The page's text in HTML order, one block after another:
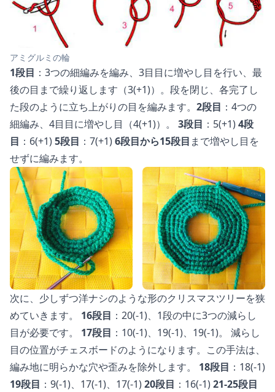
アミグルミの輪
1段目 ：3つの細編みを編み、3目目に増やし目を行い、最
後の目まで繰り返します（3(+1)）。段を閉じ、各完了し
た段のように立ち上がりの目を編みます。 2段目 ：4つの
細編み、4目目に増やし目（4(+1)）。 3段目 ：5(+1)4段
目 ：6(+1)5段目 ：7(+1)6段目から15段目 まで増やし目を
せずに編みます。
次に、少しずつ洋ナシのような形のクリスマスツリーを狭
めていきます。 16段目 ：20(-1)、1段の中に3つの減らし
目が必要です。 17段目 ：10(-1)、19(-1)、19(-1)。 減らし
目の位置がチェスボードのようになります。この手法は、
編み地に明らかな穴や歪みを除外します。 18段目 ：18(-1)
19段目 ：9(-1)、17(-1)、17(-1)20段目 ：16(-1)21-25段目